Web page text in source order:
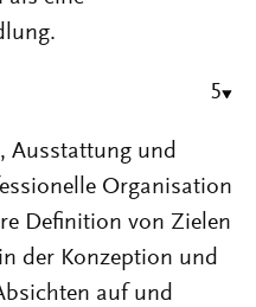
5
Ausstattung und
Organisation
Definition von Zielen
der Konzeption und
auf und